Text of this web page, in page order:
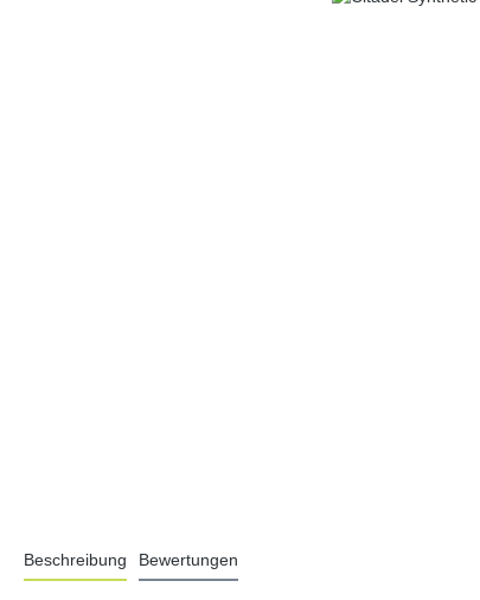
Beschreibung Bewertungen